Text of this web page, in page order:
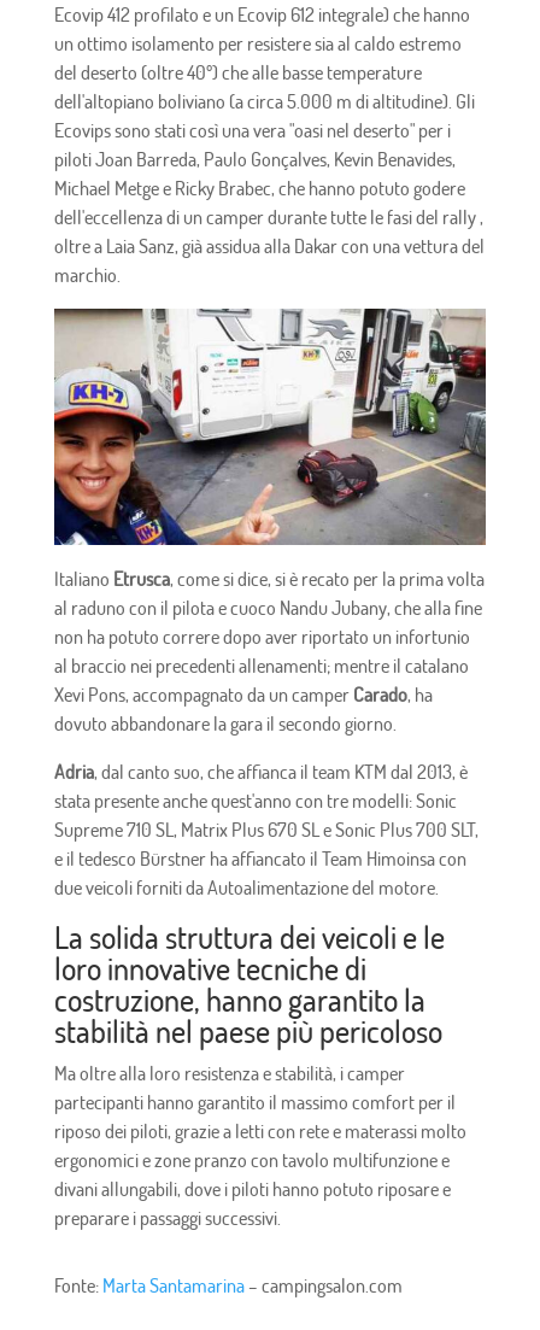
Ecovip 412 profilato e un Ecovip 612 integrale) che hanno
un ottimo isolamento per resistere sia al caldo estremo
del deserto (oltre 40º) che alle basse temperature
dell'altopiano boliviano (a circa 5.000 m di altitudine). Gli
Ecovips sono stati così una vera "oasi nel deserto" per i
piloti Joan Barreda, Paulo Gonçalves, Kevin Benavides,
Michael Metge e Ricky Brabec, che hanno potuto godere
dell'eccellenza di un camper durante tutte le fasi del rally ,
oltre a Laia Sanz, già assidua alla Dakar con una vettura del
marchio.
Italiano Etrusca, come si dice, si è recato per la prima volta
al raduno con il pilota e cuoco Nandu Jubany, che alla fine
non ha potuto correre dopo aver riportato un infortunio
al braccio nei precedenti allenamenti; mentre il catalano
Xevi Pons, accompagnato da un camper Carado, ha
dovuto abbandonare la gara il secondo giorno.
Adria, dal canto suo, che affianca il team KTM dal 2013, è
stata presente anche quest'anno con tre modelli: Sonic
Supreme 710 SL, Matrix Plus 670 SL e Sonic Plus 700 SLT,
e il tedesco Bürstner ha affiancato il Team Himoinsa con
due veicoli forniti da Autoalimentazione del motore.
La solida struttura dei veicoli e le
loro innovative tecniche di
costruzione, hanno garantito la
stabilità nel paese più pericoloso
Ma oltre alla loro resistenza e stabilità, i camper
partecipanti hanno garantito il massimo comfort per il
riposo dei piloti, grazie a letti con rete e materassi molto
ergonomici e zone pranzo con tavolo multifunzione e
divani allungabili, dove i piloti hanno potuto riposare e
preparare i passaggi successivi.
Fonte: Marta Santamarina– campingsalon.com